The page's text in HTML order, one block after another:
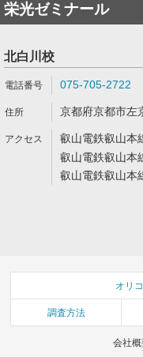
栄光ゼミナール
北白川校
075-705-2722
京都府京都市左
叡山電鉄叡山本
叡山電鉄叡山本
叡山電鉄叡山本
オリ
調査方法
会社